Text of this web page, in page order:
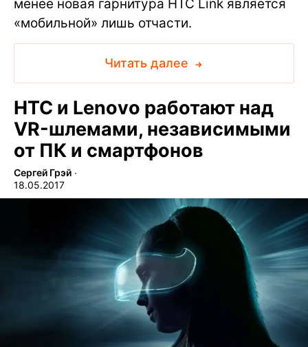
менее новая гарнитура HTC Link является
«мобильной» лишь отчасти.
Читать далее
HTC и Lenovo работают над
VR-шлемами, независимыми
от ПК и смартфонов
Сергей Грэй ∙
18.05.2017